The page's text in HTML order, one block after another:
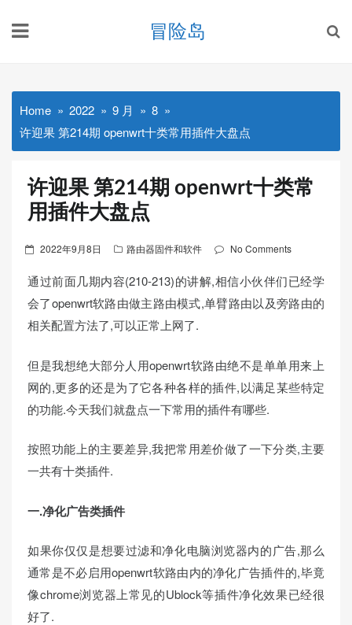
冒险岛
Home 2022 9 月
8
许迎果 第214期 openwrt十类常用插件大盘点
许迎果 第214期 openwrt十类常
用插件大盘点
Posted
2022年9月8日 路由器固件和软件 No Comments
通过前面几期内容(210-213)的讲解,相信小伙伴们已经学
会了openwrt软路由做主路由模式,单臂路由以及旁路由的
相关配置方法了,可以正常上网了.
但是我想绝大部分人用openwrt软路由绝不是单单用来上
网的,更多的还是为了它各种各样的插件,以满足某些特定
的功能.今天我们就盘点一下常用的插件有哪些.
按照功能上的主要差异,我把常用差价做了一下分类,主要
一共有十类插件.
一.净化广告类插件
如果你仅仅是想要过滤和净化电脑浏览器内的广告,那么
通常是不必启用openwrt软路由内的净化广告插件的,毕竟
像chrome浏览器上常见的Ublock等插件净化效果已经很
好了.